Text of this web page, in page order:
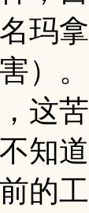
玛
）
这
知
的